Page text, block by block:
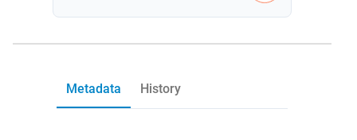
Metadata History